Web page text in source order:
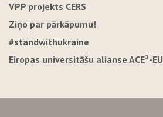
VPP projekts CERS
Ziņo par pārkāpumu!
#standwithukraine
Eiropas universitāšu alianse ACE²-EU